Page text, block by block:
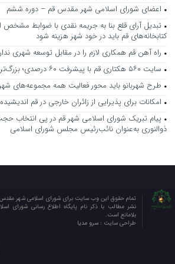
اعضای شورای اسلامی شهر مقدس قم – دوره ششم
تبدیل آرای قلع بنا به جریمه نقدی با ضوابط
کتابخانه‌های قم باید در خود شهر هزینه شود
راه آهن قم همکاری لازم را در مقابل توسعه شهری
سایت ۵۶۰ هکتاری قم با پیشرفت ۶۰ درصدی؛ بزرگ‌ترین پروژه عمرانی کشور
طرح شهربانو باید محور فعالیت همه مجموعه‌های
امکانات برای پذیرایی از زائران خارجی در قم
پیام تبریک شورای اسلامی شهر قم در پی انتخاب
ذوالنوری به‌عنوان نائب‌رئیس مجلس شورای اسلامی
تمام حقوق این وب سایت برای شورای اسلامی شهر
نشر مطالب با ذکر نام پایگاه اطلاع رسانی شورای
بلامانع است.
طراحی سایت : سرو مدیا